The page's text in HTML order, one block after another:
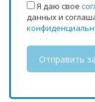
Я даю свое
данных и